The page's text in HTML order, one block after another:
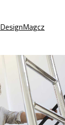
DesignMagcz